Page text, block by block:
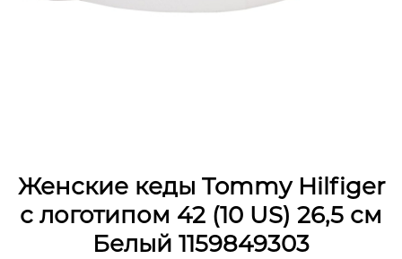
Женские кеды Tommy Hilfiger
с логотипом 42 (10 US) 26,5 см
Белый 1159849303